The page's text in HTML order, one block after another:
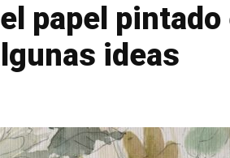
papel pintado
ideas